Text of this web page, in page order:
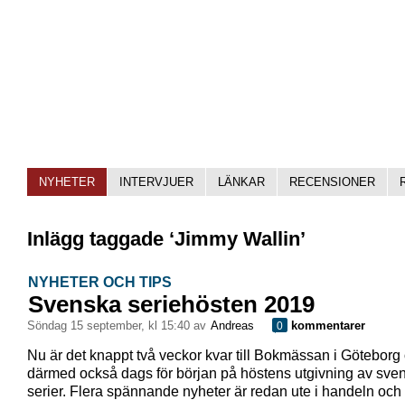
NYHETER INTERVJUER LÄNKAR RECENSIONER
Inlägg taggade ‘Jimmy Wallin’
NYHETER OCH TIPS
Svenska seriehösten 2019
söndag 15 september, kl 15:40 av Andreas 0 kommentarer
Nu är det knappt två veckor kvar till Bokmässan i Göteborg
därmed också dags för början på höstens utgivning av
serier. Flera spännande nyheter är redan ute i handeln och